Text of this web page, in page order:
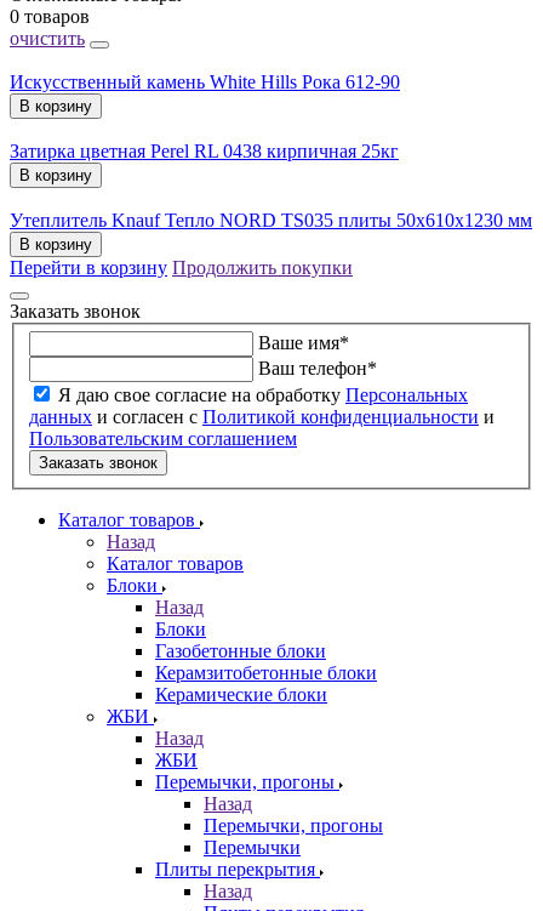
0 товаров
очистить
Искусственный камень White Hills Рока 612-90
В корзину
Затирка цветная Perel RL 0438 кирпичная 25кг
В корзину
Утеплитель Knauf Тепло NORD TS035 плиты 50х610х1230 мм
В корзину
Перейти в корзину Продолжить покупки
Заказать звонок
Ваше имя*
Ваш телефон*
Я даю свое согласие на обработку Персональных
данных и согласен с Политикой конфиденциальности и
Пользовательским соглашением
Заказать звонок
Каталог товаров
Назад
Каталог товаров
Блоки
Назад
Блоки
Газобетонные блоки
Керамзитобетонные блоки
Керамические блоки
ЖБИ
Назад
ЖБИ
Перемычки, прогоны
Назад
Перемычки, прогоны
Перемычки
Плиты перекрытия
Назад